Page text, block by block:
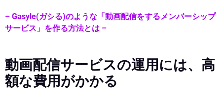
– Gasyle(ガシる)のような「動画配信をするメンバーシップ
サービス」を作る方法とは –
動画配信サービスの運用には、高
額な費用がかかる